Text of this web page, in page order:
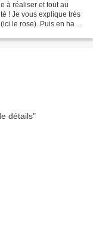
à réaliser et tout au
! Je vous explique très
le rose). Puis en haut